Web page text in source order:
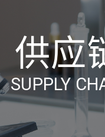
供应
SUPPLY